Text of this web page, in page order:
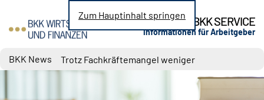
Zum Hauptinhalt springen BKK SERVICE
Informationen für Arbeitgeber
BKK News Nachrichten zu den Themen
Trotz Fachkräftemangel weniger
Steuerbegünstigter Urlaubszuschuss: